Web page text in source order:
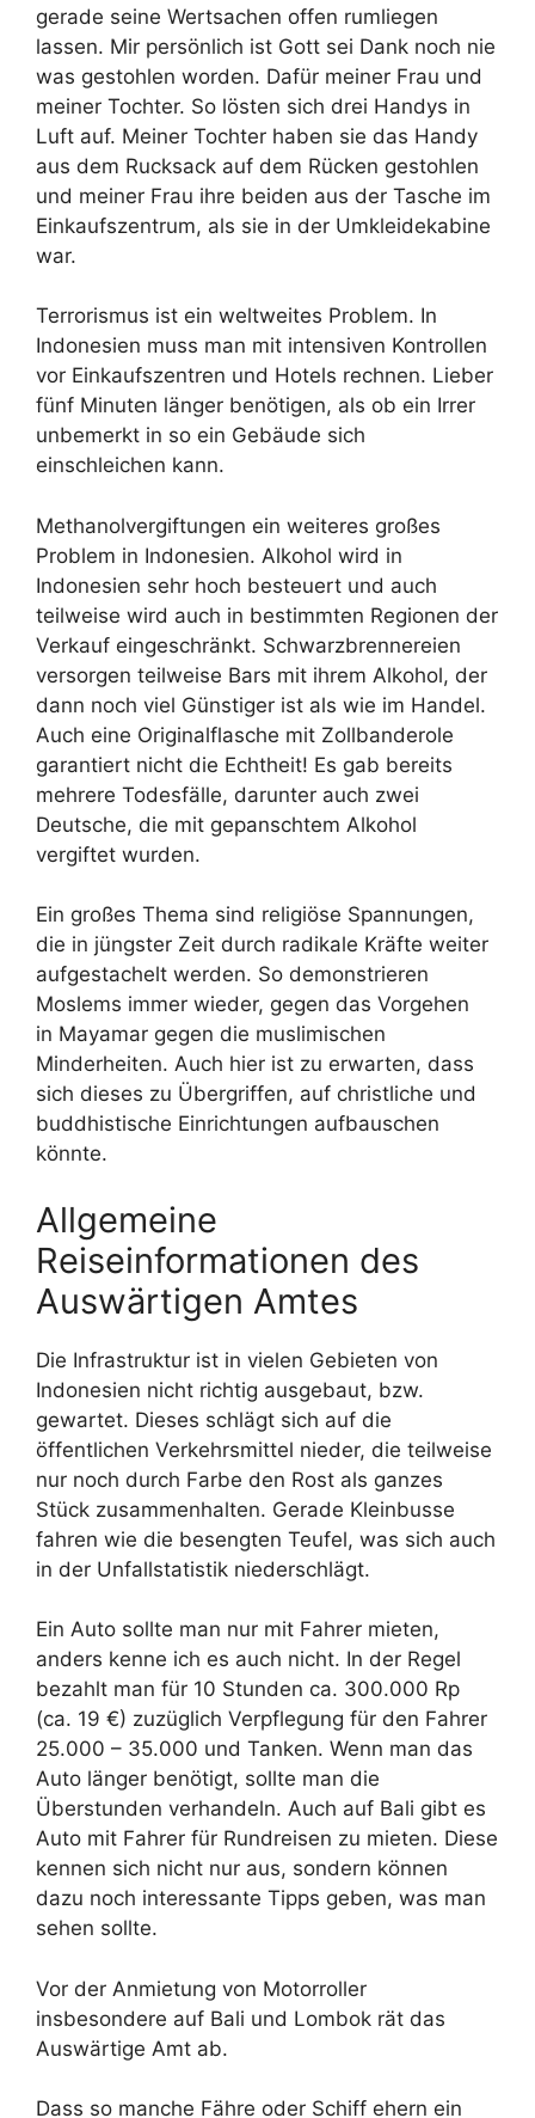
gerade seine Wertsachen offen rumliegen
lassen. Mir persönlich ist Gott sei Dank noch nie
was gestohlen worden. Dafür meiner Frau und
meiner Tochter. So lösten sich drei Handys in
Luft auf. Meiner Tochter haben sie das Handy
aus dem Rucksack auf dem Rücken gestohlen
und meiner Frau ihre beiden aus der Tasche im
Einkaufszentrum, als sie in der Umkleidekabine
war.
Terrorismus ist ein weltweites Problem. In
Indonesien muss man mit intensiven Kontrollen
vor Einkaufszentren und Hotels rechnen. Lieber
fünf Minuten länger benötigen, als ob ein Irrer
unbemerkt in so ein Gebäude sich
einschleichen kann.
Methanolvergiftungen ein weiteres großes
Problem in Indonesien. Alkohol wird in
Indonesien sehr hoch besteuert und auch
teilweise wird auch in bestimmten Regionen der
Verkauf eingeschränkt. Schwarzbrennereien
versorgen teilweise Bars mit ihrem Alkohol, der
dann noch viel Günstiger ist als wie im Handel.
Auch eine Originalflasche mit Zollbanderole
garantiert nicht die Echtheit! Es gab bereits
mehrere Todesfälle, darunter auch zwei
Deutsche, die mit gepanschtem Alkohol
vergiftet wurden.
Ein großes Thema sind religiöse Spannungen,
die in jüngster Zeit durch radikale Kräfte weiter
aufgestachelt werden. So demonstrieren
Moslems immer wieder, gegen das Vorgehen
in Mayamar gegen die muslimischen
Minderheiten. Auch hier ist zu erwarten, dass
sich dieses zu Übergriffen, auf christliche und
buddhistische Einrichtungen aufbauschen
könnte.
Allgemeine
Reiseinformationen des
Auswärtigen Amtes
Die Infrastruktur ist in vielen Gebieten von
Indonesien nicht richtig ausgebaut, bzw.
gewartet. Dieses schlägt sich auf die
öffentlichen Verkehrsmittel nieder, die teilweise
nur noch durch Farbe den Rost als ganzes
Stück zusammenhalten. Gerade Kleinbusse
fahren wie die besengten Teufel, was sich auch
in der Unfallstatistik niederschlägt.
Ein Auto sollte man nur mit Fahrer mieten,
anders kenne ich es auch nicht. In der Regel
bezahlt man für 10 Stunden ca. 300.000 Rp
(ca. 19 €) zuzüglich Verpflegung für den Fahrer
25.000 – 35.000 und Tanken. Wenn man das
Auto länger benötigt, sollte man die
Überstunden verhandeln. Auch auf Bali gibt es
Auto mit Fahrer für Rundreisen zu mieten. Diese
kennen sich nicht nur aus, sondern können
dazu noch interessante Tipps geben, was man
sehen sollte.
Vor der Anmietung von Motorroller
insbesondere auf Bali und Lombok rät das
Auswärtige Amt ab.
Dass so manche Fähre oder Schiff ehern ein